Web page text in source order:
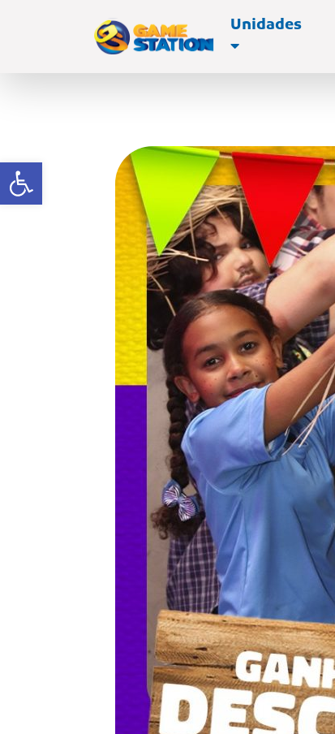
Unidades
Abrir a barra de ferramentas